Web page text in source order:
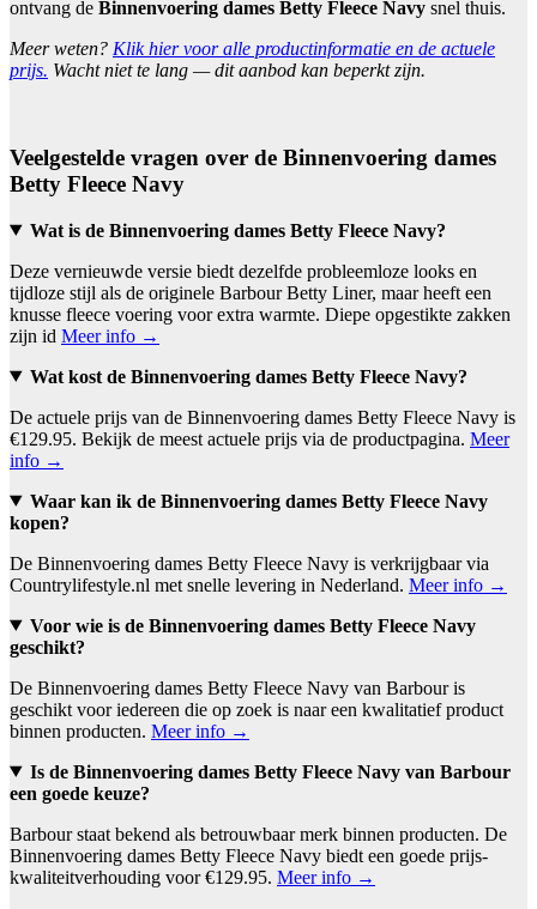
ontvang de Binnenvoering dames Betty Fleece Navy snel thuis.
Meer weten? Klik hier voor alle productinformatie en de actuele
prijs. Wacht niet te lang — dit aanbod kan beperkt zijn.
Veelgestelde vragen over de Binnenvoering dames
Betty Fleece Navy
Wat is de Binnenvoering dames Betty Fleece Navy?
Deze vernieuwde versie biedt dezelfde probleemloze looks en
tijdloze stijl als de originele Barbour Betty Liner, maar heeft een
knusse fleece voering voor extra warmte. Diepe opgestikte zakken
zijn id Meer info →
Wat kost de Binnenvoering dames Betty Fleece Navy?
De actuele prijs van de Binnenvoering dames Betty Fleece Navy is
€129.95. Bekijk de meest actuele prijs via de productpagina. Meer
info →
Waar kan ik de Binnenvoering dames Betty Fleece Navy
kopen?
De Binnenvoering dames Betty Fleece Navy is verkrijgbaar via
Countrylifestyle.nl met snelle levering in Nederland. Meer info →
Voor wie is de Binnenvoering dames Betty Fleece Navy
geschikt?
De Binnenvoering dames Betty Fleece Navy van Barbour is
geschikt voor iedereen die op zoek is naar een kwalitatief product
binnen producten. Meer info →
Is de Binnenvoering dames Betty Fleece Navy van Barbour
een goede keuze?
Barbour staat bekend als betrouwbaar merk binnen producten. De
Binnenvoering dames Betty Fleece Navy biedt een goede prijs-
kwaliteitverhouding voor €129.95. Meer info →